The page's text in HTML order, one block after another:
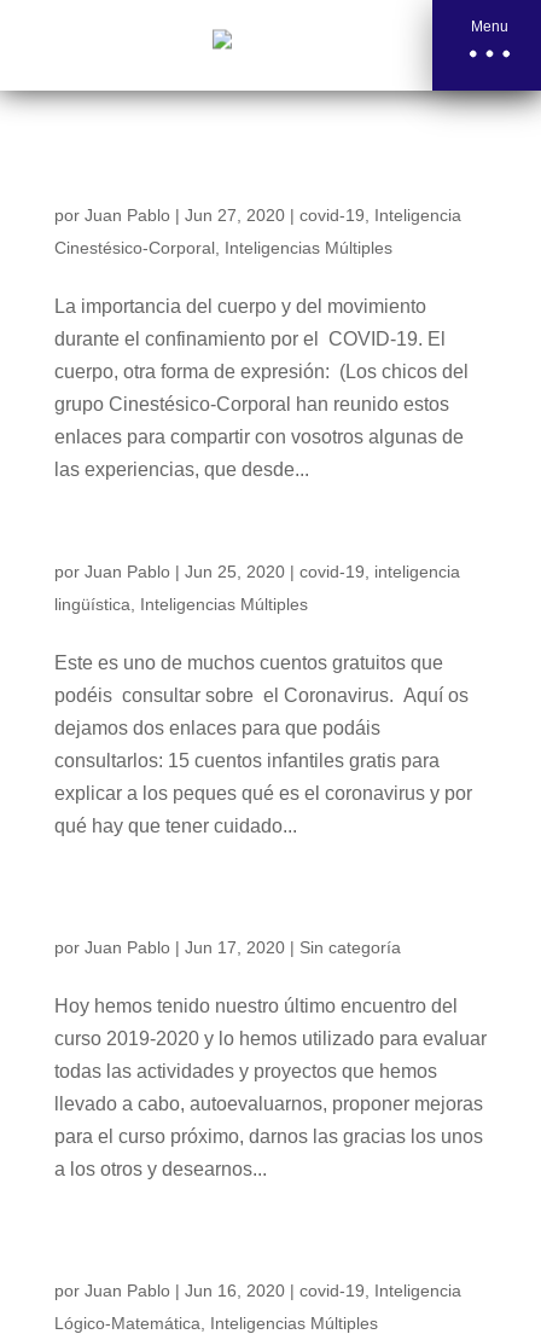
Menu
por Juan Pablo| Jun 27, 2020| covid-19
Inteligencia
Cinestésico-Corporal, Inteligencias Múltiples
La importancia del cuerpo y del movimiento
durante el confinamiento por el COVID-19. El
cuerpo, otra forma de expresión: (Los chicos del
grupo Cinestésico-Corporal han reunido estos
enlaces para compartir con vosotros algunas de
las experiencias, que desde...
por Juan Pablo| Jun 25, 2020| covid-19
inteligencia
lingüística
Inteligencias Múltiples
Este es uno de muchos cuentos gratuitos que
podéis consultar sobre el Coronavirus. Aquí os
dejamos dos enlaces para que podáis
consultarlos: 15 cuentos infantiles gratis para
explicar a los peques qué es el coronavirus y por
qué hay que tener cuidado...
por Juan Pablo| Jun 17, 2020| Sin categoría
Hoy hemos tenido nuestro último encuentro del
curso 2019-2020 y lo hemos utilizado para evaluar
todas las actividades y proyectos que hemos
llevado a cabo, autoevaluarnos, proponer mejoras
para el curso próximo, darnos las gracias los unos
a los otros y desearnos...
por Juan Pablo| Jun 16, 2020| covid-19
Inteligencia
Lógico-Matemática
Inteligencias Múltiples